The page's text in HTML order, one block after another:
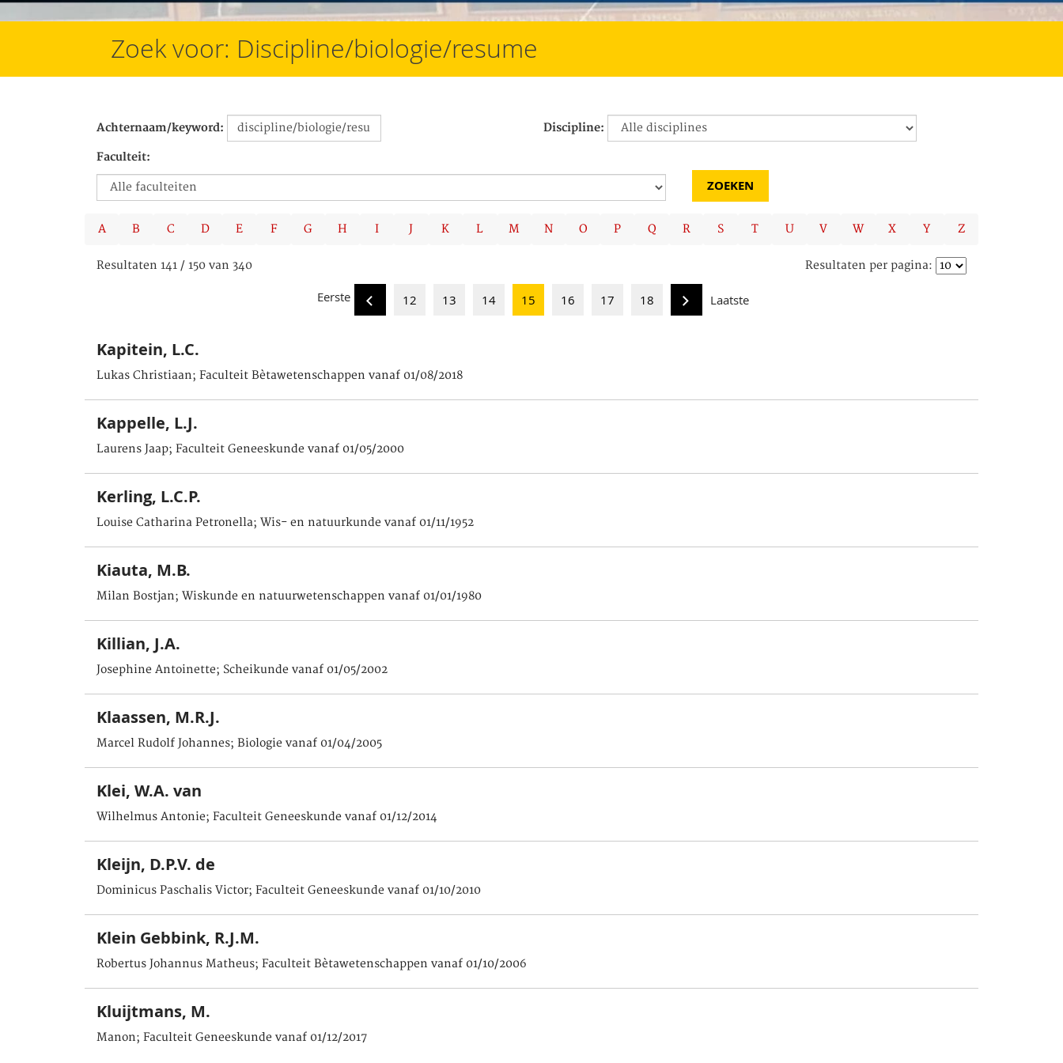
Zoek voor: Discipline/biologie/resume
Achternaam/keyword: Discipline:
Faculteit:
A B C D E F G H I J K L M N O P Q R S T U V W X Y Z
Resultaten 141 / 150 van 340 Resultaten per pagina:
Eerste 12 13 14 15 16 17 18 Laatste
Kapitein, L.C.
Lukas Christiaan; Faculteit Bètawetenschappen vanaf 01/08/2018
Kappelle, L.J.
Laurens Jaap; Faculteit Geneeskunde vanaf 01/05/2000
Kerling, L.C.P.
Louise Catharina Petronella; Wis- en natuurkunde vanaf 01/11/1952
Kiauta, M.B.
Milan Bostjan; Wiskunde en natuurwetenschappen vanaf 01/01/1980
Killian, J.A.
Josephine Antoinette; Scheikunde vanaf 01/05/2002
Klaassen, M.R.J.
Marcel Rudolf Johannes; Biologie vanaf 01/04/2005
Klei, W.A. van
Wilhelmus Antonie; Faculteit Geneeskunde vanaf 01/12/2014
Kleijn, D.P.V. de
Dominicus Paschalis Victor; Faculteit Geneeskunde vanaf 01/10/2010
Klein Gebbink, R.J.M.
Robertus Johannus Matheus; Faculteit Bètawetenschappen vanaf 01/10/2006
Kluijtmans, M.
Manon; Faculteit Geneeskunde vanaf 01/12/2017